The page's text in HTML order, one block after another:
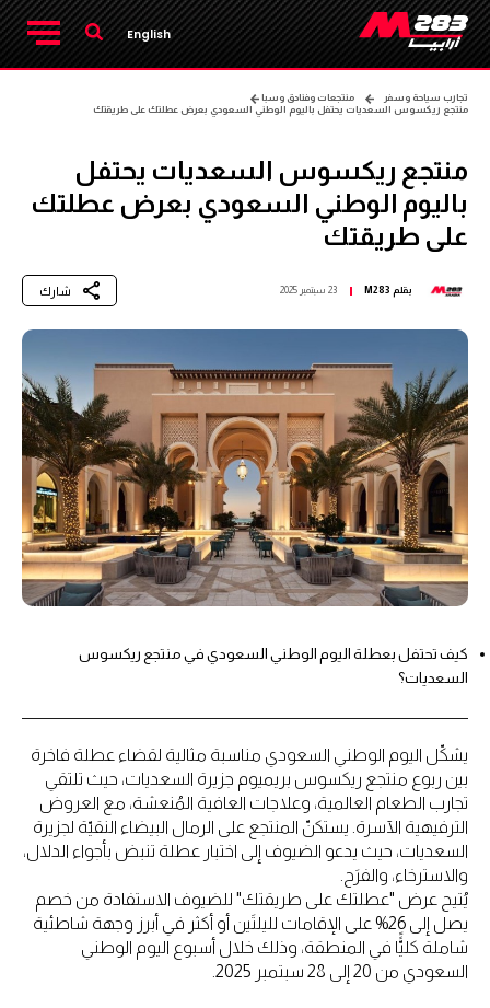
English
تجارب سياحة وسفر
منتجعات وفنادق وسبا
منتجع ريكسوس السعديات يحتفل باليوم الوطني السعودي بعرض عطلتك على طريقتك
منتجع ريكسوس السعديات يحتفل
باليوم الوطني السعودي بعرض عطلتك
على طريقتك
بقلم M283 23 سبتمبر 2025 شارك
كيف تحتفل بعطلة اليوم الوطني السعودي في منتجع ريكسوس
السعديات؟
يشكّل اليوم الوطني السعودي مناسبة مثالية لقضاء عطلة فاخرة
بين ربوع منتجع ريكسوس بريميوم جزيرة السعديات، حيث تلتقي
تجارب الطعام العالمية، وعلاجات العافية المُنعشة، مع العروض
الترفيهية الآسرة. يستكنّ المنتجع على الرمال البيضاء النقيّة لجزيرة
السعديات، حيث يدعو الضيوف إلى اختبار عطلة تنبض بأجواء الدلال،
والاسترخاء، والفرَح.
يُتيح عرض "عطلتك على طريقتك" للضيوف الاستفادة من خصم
يصل إلى 26% على الإقامات لليلتَين أو أكثر في أبرز وجهة شاطئية
شاملة كليًًّا في المنطقة، وذلك خلال أسبوع اليوم الوطني
السعودي من 20 إلى 28 سبتمبر 2025.